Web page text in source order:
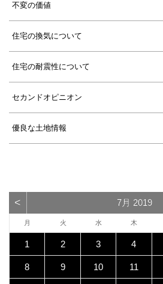
不変の価値
住宅の換気について
住宅の耐震性について
セカンドオピニオン
優良な土地情報
< 7月 2019
月 火 水 木
1 2 3 4
8 9 10 11